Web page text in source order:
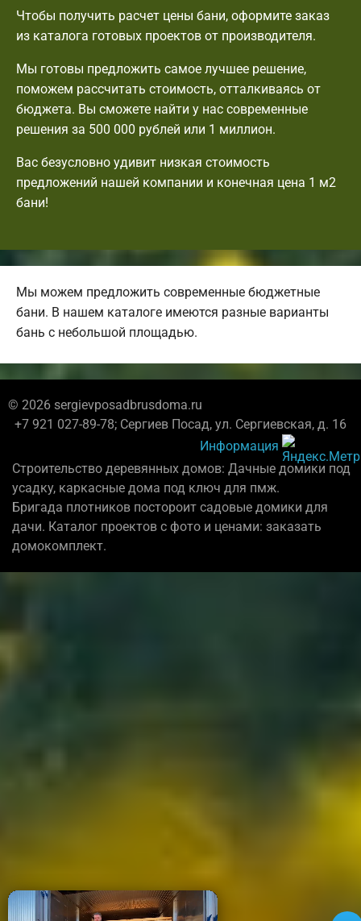
Чтобы получить расчет цены бани, оформите заказ
из каталога готовых проектов от производителя.
Мы готовы предложить самое лучшее решение,
поможем рассчитать стоимость, отталкиваясь от
бюджета. Вы сможете найти у нас современные
решения за 500 000 рублей или 1 миллион.
Вас безусловно удивит низкая стоимость
предложений нашей компании и конечная цена 1 м2
бани!
Мы можем предложить современные бюджетные
бани. В нашем каталоге имеются разные варианты
бань с небольшой площадью.
© 2026 sergievposadbrusdoma.ru
+7 921 027-89-78; Сергиев Посад, ул. Сергиевская, д. 16
Информация
Строительство деревянных домов: Дачные домики под
усадку, каркасные дома под ключ для пмж.
Бригада плотников постороит садовые домики для
дачи. Каталог проектов с фото и ценами: заказать
домокомплект.